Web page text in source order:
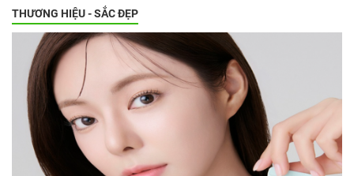
THƯƠNG HIỆU - SẮC ĐẸP